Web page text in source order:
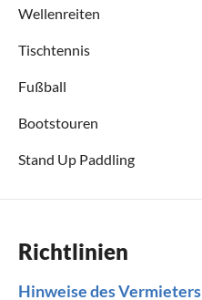
Wellenreiten
Tischtennis
Fußball
Bootstouren
Stand Up Paddling
Richtlinien
Hinweise des Vermieters